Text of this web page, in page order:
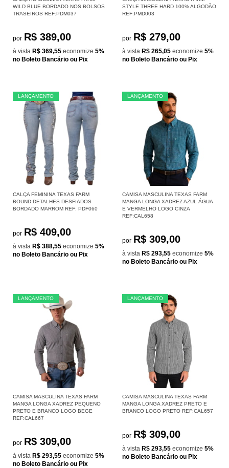
WILD BLUE BORDADO NOS BOLSOS
TRASEIROS REF:PDM037
por R$ 389,00
à vista R$ 369,55 economize 5%
no Boleto Bancário ou Pix
STYLE THREE HARD 100% ALGODÃO
REF:PMD003
por R$ 279,00
à vista R$ 265,05 economize 5%
no Boleto Bancário ou Pix
LANÇAMENTO
CALÇA FEMININA TEXAS FARM
BOUND DETALHES DESFIADOS
BORDADO MARROM REF: PDF060
por R$ 409,00
à vista R$ 388,55 economize 5%
no Boleto Bancário ou Pix
LANÇAMENTO
CAMISA MASCULINA TEXAS FARM
MANGA LONGA XADREZ AZUL ÁGUA
E VERMELHO LOGO CINZA
REF:CAL658
por R$ 309,00
à vista R$ 293,55 economize 5%
no Boleto Bancário ou Pix
LANÇAMENTO
CAMISA MASCULINA TEXAS FARM
MANGA LONGA XADREZ PEQUENO
PRETO E BRANCO LOGO BEGE
REF:CAL667
por R$ 309,00
à vista R$ 293,55 economize 5%
no Boleto Bancário ou Pix
LANÇAMENTO
CAMISA MASCULINA TEXAS FARM
MANGA LONGA XADREZ PRETO E
BRANCO LOGO PRETO REF:CAL657
por R$ 309,00
à vista R$ 293,55 economize 5%
no Boleto Bancário ou Pix